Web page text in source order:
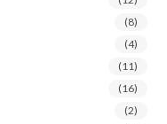
(8)
(4)
(11)
(16)
(2)